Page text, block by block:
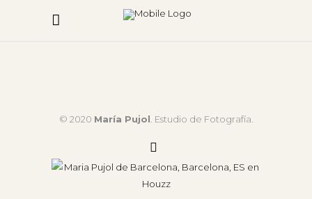
© 2020 María Pujol. Estudio de Fotografía.